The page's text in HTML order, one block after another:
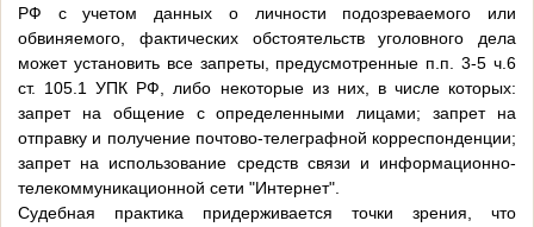
РФ с учетом данных о личности подозреваемого или
обвиняемого, фактических обстоятельств уголовного дела
может установить все запреты, предусмотренные п.п. 3-5 ч.6
ст. 105.1 УПК РФ, либо некоторые из них, в числе которых:
запрет на общение с определенными лицами; запрет на
отправку и получение почтово-телеграфной корреспонденции;
запрет на использование средств связи и информационно-
телекоммуникационной сети "Интернет".
Судебная практика придерживается точки зрения, что